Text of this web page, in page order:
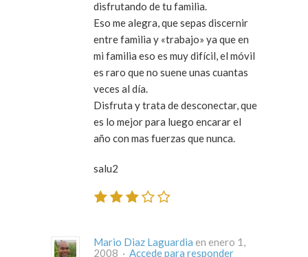
disfrutando de tu familia.
Eso me alegra, que sepas discernir
entre familia y «trabajo» ya que en
mi familia eso es muy difícil, el móvil
es raro que no suene unas cuantas
veces al día.
Disfruta y trata de desconectar, que
es lo mejor para luego encarar el
año con mas fuerzas que nunca.
salu2
Mario Diaz Laguardia en enero 1,
2008 · Accede para responder